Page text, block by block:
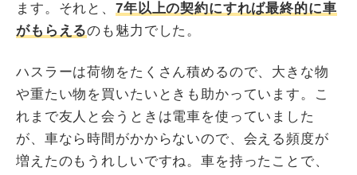
ます。それと、 7年以上の契約にすれば最終的に車
がもらえるのも魅力でした。
ハスラーは荷物をたくさん積めるので、大きな物
や重たい物を買いたいときも助かっています。こ
れまで友人と会うときは電車を使っていました
が、車なら時間がかからないので、会える頻度が
増えたのもうれしいですね。車を持ったことで、